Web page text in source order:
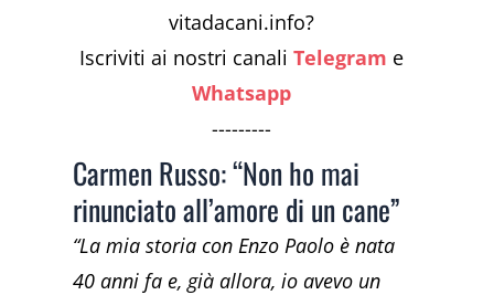
vitadacani.info?
Iscriviti ai nostri canaliTelegram e
Whatsapp
---------
Carmen Russo: “Non ho mai
rinunciato all’amore di un cane”
“La mia storia con Enzo Paolo è nata
40 anni fa e, già allora, io avevo un